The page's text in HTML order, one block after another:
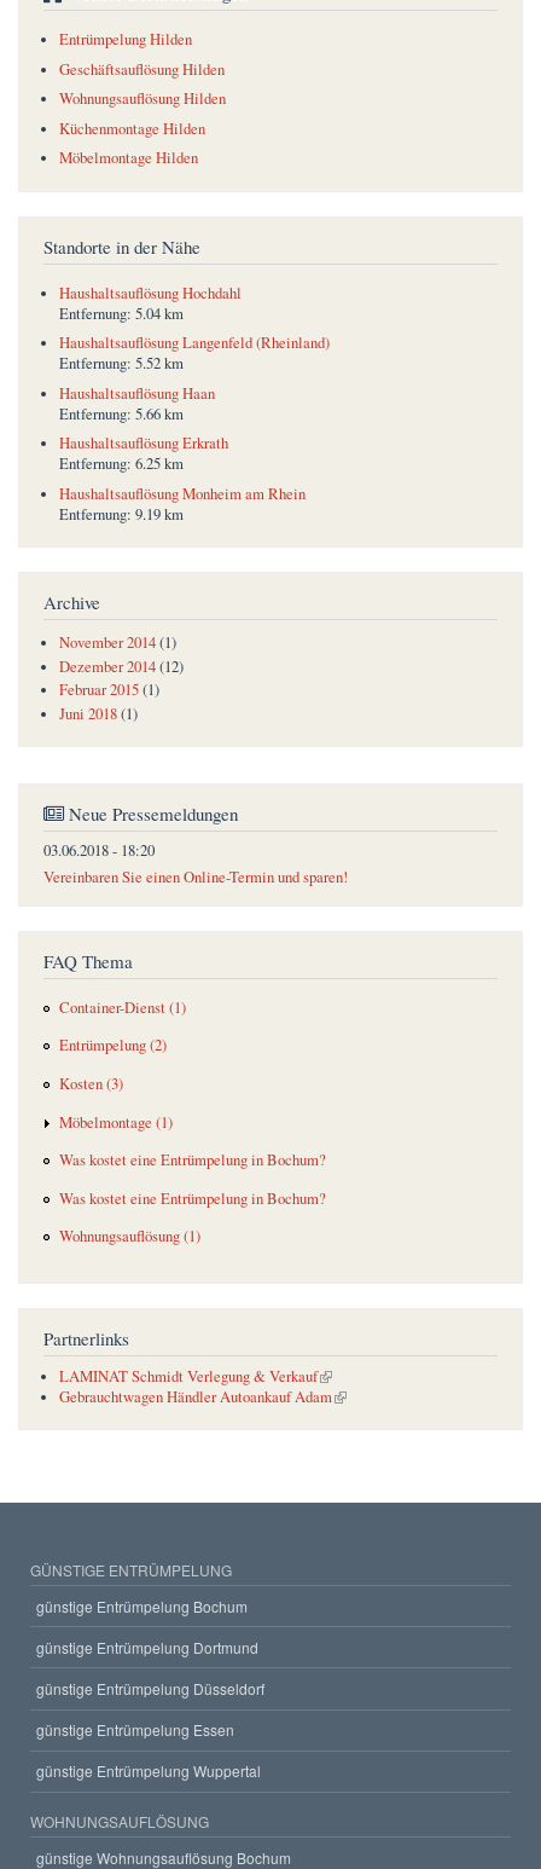
Entrümpelung Hilden
Geschäftsauflösung Hilden
Wohnungsauflösung Hilden
Küchenmontage Hilden
Möbelmontage Hilden
Standorte in der Nähe
Haushaltsauflösung Hochdahl
Entfernung: 5.04 km
Haushaltsauflösung Langenfeld (Rheinland)
Entfernung: 5.52 km
Haushaltsauflösung Haan
Entfernung: 5.66 km
Haushaltsauflösung Erkrath
Entfernung: 6.25 km
Haushaltsauflösung Monheim am Rhein
Entfernung: 9.19 km
Archive
November 2014(1)
Dezember 2014(12)
Februar 2015(1)
Juni 2018(1)
Neue Pressemeldungen
03.06.2018 - 18:20
Vereinbaren Sie einen Online-Termin und sparen!
FAQ Thema
Container-Dienst (1)
Entrümpelung (2)
Kosten (3)
Möbelmontage (1)
Was kostet eine Entrümpelung in Bochum?
Was kostet eine Entrümpelung in Bochum?
Wohnungsauflösung (1)
Partnerlinks
LAMINAT Schmidt Verlegung & Verkauf
(link is external)
Gebrauchtwagen Händler Autoankauf Adam
(link is external)
GÜNSTIGE ENTRÜMPELUNG
günstige Entrümpelung Bochum
günstige Entrümpelung Dortmund
günstige Entrümpelung Düsseldorf
günstige Entrümpelung Essen
günstige Entrümpelung Wuppertal
WOHNUNGSAUFLÖSUNG
günstige Wohnungsauflösung Bochum